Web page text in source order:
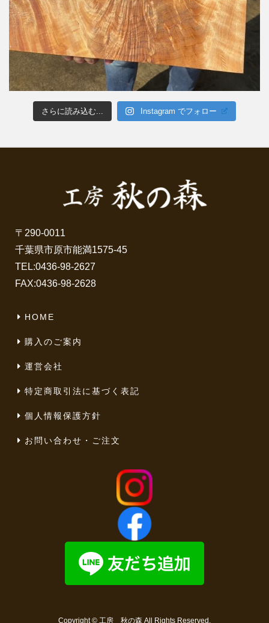
さらに読み込む... Instagram でフォロー
〒290-0011
千葉県市原市能満1575-45
TEL:0436-98-2627
FAX:0436-98-2628
HOME
購入のご案内
運営会社
特定商取引法に基づく表記
個人情報保護方針
お問い合わせ・ご注文
Copyright © 工房 秋の森 All Rights Reserved.